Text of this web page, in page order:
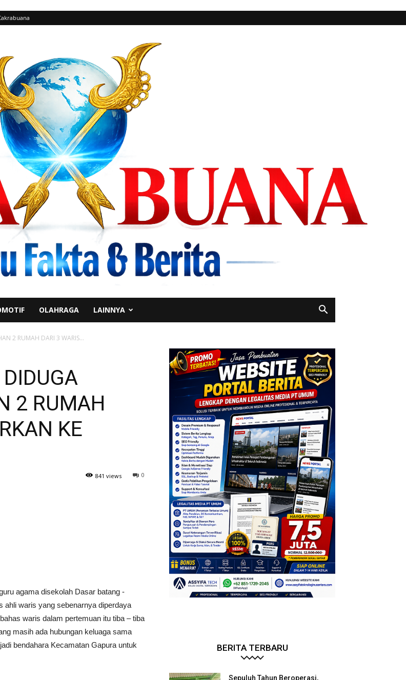
OLAHRAGA LAINNYA
2 RUMAH DARI 3 WARIS...
2 RUMAH
KE
0
841 views
agama disekolah Dasar batang -
ahli waris yang sebenarnya diperdaya
waris dalam pertemuan itu tiba – tiba
masih ada hubungan keluaga sama
bendahara Kecamatan Gapura untuk
BERITA TERBARU
Sepuluh Tahun Beroperasi,